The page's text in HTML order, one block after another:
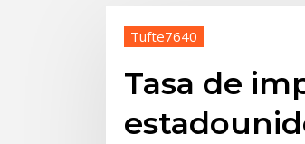
Tufte7640
Tasa de